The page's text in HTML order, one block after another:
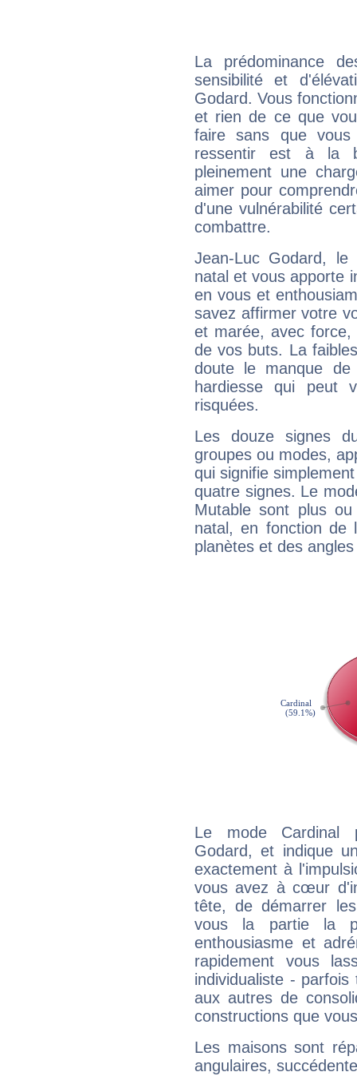
La prédominance
sensibilité et
Godard. Vous
et rien de ce que
faire sans que
ressentir est à la
pleinement une
aimer pour
d'une vulnérabilité
combattre.
Jean-Luc Godard,
natal et vous apporte
en vous et
savez affirmer votre
et marée, avec
de vos buts. La
doute le manque
hardiesse qui peut
risquées.
Les douze signes
groupes ou modes,
qui signifie
quatre signes. Le
Mutable sont plus
natal, en fonction de
planètes et des
Le mode Cardinal
Godard, et indique
exactement à
vous avez à cœur
tête, de démarrer
vous la partie la
enthousiasme et
rapidement vous
individualiste -
aux autres de
constructions que
Les maisons sont
angulaires,